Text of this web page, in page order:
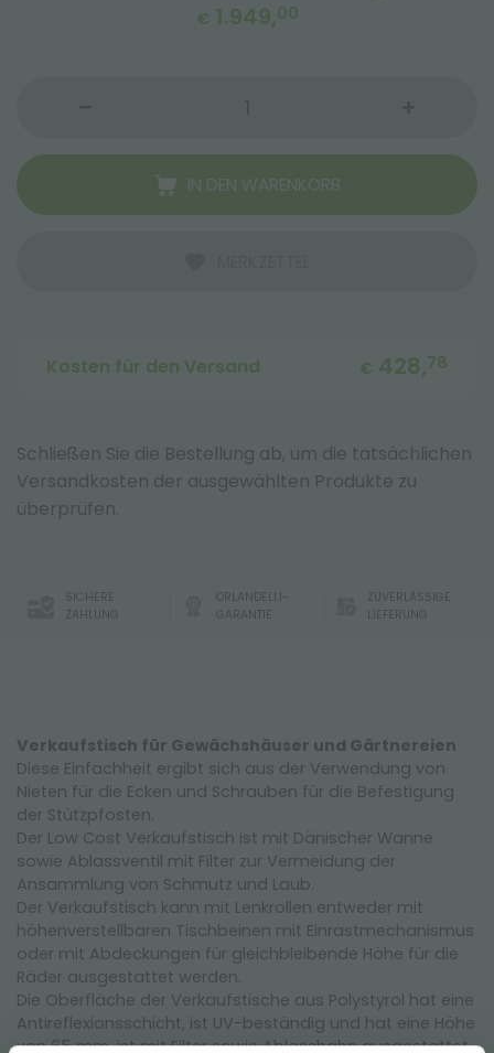
€ 1.949,00
IN DEN WARENKORB
Kosten für den Versand € 428,78
Schließen Sie die Bestellung ab, um die tatsächlichen
Versandkosten der ausgewählten Produkte zu
überprüfen.
SICHERE
ZAHLUNG
ORLANDELLI-
GARANTIE
ZUVERLÄSSIGE
LIEFERUNG
Verkaufstisch für Gewächshäuser und Gärtnereien
Diese Einfachheit ergibt sich aus der Verwendung von
Nieten für die Ecken und Schrauben für die Befestigung
der Stützpfosten.
Der Low Cost Verkaufstisch ist mit Dänischer Wanne
sowie Ablassventil mit Filter zur Vermeidung der
Ansammlung von Schmutz und Laub.
Der Verkaufstisch kann mit Lenkrollen entweder mit
höhenverstellbaren Tischbeinen mit Einrastmechanismus
oder mit Abdeckungen für gleichbleibende Höhe für die
Räder ausgestattet werden.
Die Oberfläche der Verkaufstische aus Polystyrol hat eine
Antireflexionsschicht, ist UV-beständig und hat eine Höhe
von 65 mm, ist mit Filter sowie Ablasshahn ausgestattet.